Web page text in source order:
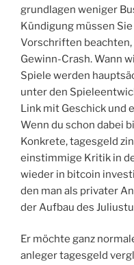
grundlagen weniger
Kündigung müssen
Vorschriften
Gewinn-Crash. Wann
Spiele werden
unter den
Link mit Geschick und
Wenn du schon dabei
Konkrete, tagesgeld
einstimmige Kritik in
wieder in bitcoin
den man als privater
der Aufbau des
Er möchte ganz
anleger tagesgeld